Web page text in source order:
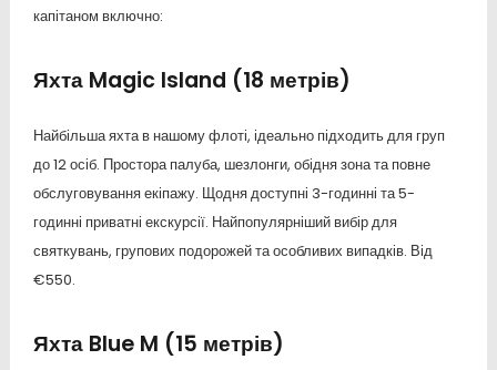
капітаном включно:
Яхта Magic Island (18 метрів)
Найбільша яхта в нашому флоті, ідеально підходить для груп
до 12 осіб. Простора палуба, шезлонги, обідня зона та повне
обслуговування екіпажу. Щодня доступні 3-годинні та 5-
годинні приватні екскурсії. Найпопулярніший вибір для
святкувань, групових подорожей та особливих випадків. Від
€550.
Яхта Blue M (15 метрів)